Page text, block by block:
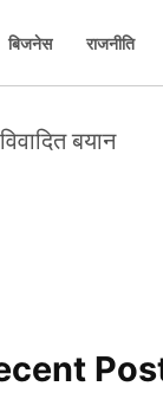
बिजनेस राजनीति
बयान